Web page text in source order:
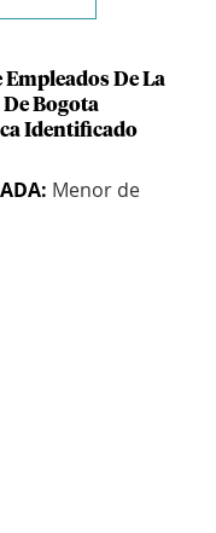
De La
Bogota
Identificado
Menor de